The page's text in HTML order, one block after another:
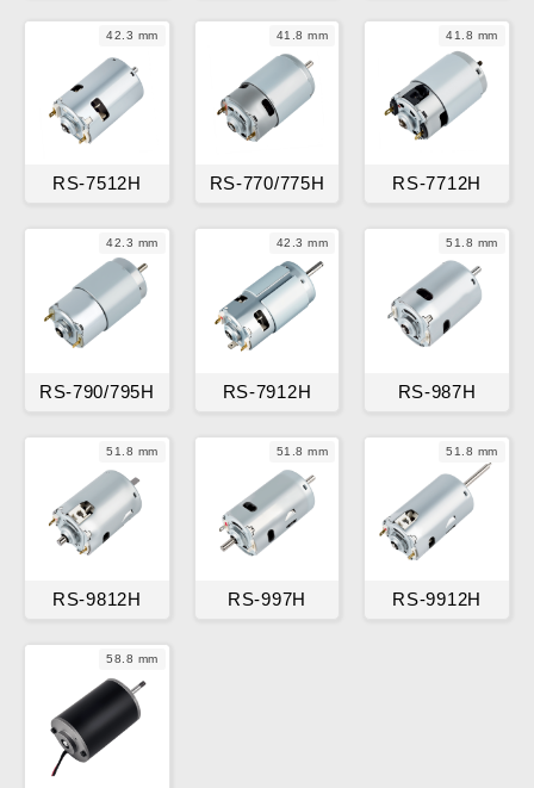
42.3 mm
RS-7512H
41.8 mm
RS-770/775H
41.8 mm
RS-7712H
42.3 mm
RS-790/795H
42.3 mm
RS-7912H
51.8 mm
RS-987H
51.8 mm
RS-9812H
51.8 mm
RS-997H
51.8 mm
RS-9912H
58.8 mm